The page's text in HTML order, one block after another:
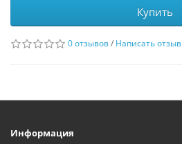
Купить
0 отзывов/ Написать отзыв
Информация